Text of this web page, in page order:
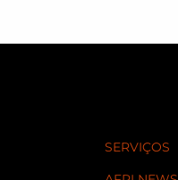
SERVIÇOS